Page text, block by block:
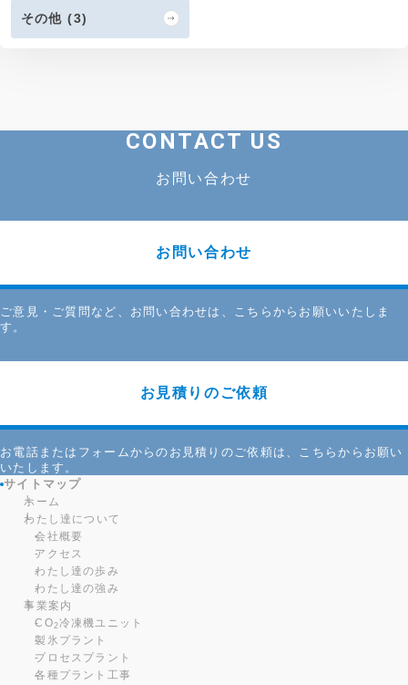
その他 (3)
CONTACT US
お問い合わせ
お問い合わせ
ご意見・ご質問など、お問い合わせは、こちらからお願いいたしま
す。
お見積りのご依頼
お電話またはフォームからのお見積りのご依頼は、こちらからお願い
いたします。
サイトマップ
ホーム
わたし達について
会社概要
アクセス
わたし達の歩み
わたし達の強み
事業案内
CO2冷凍機ユニット
製氷プラント
プロセスプラント
各種プラント工事